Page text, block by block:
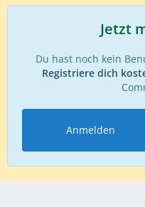
Jetzt
Du hast noch kein
Registriere dich
Anmelden